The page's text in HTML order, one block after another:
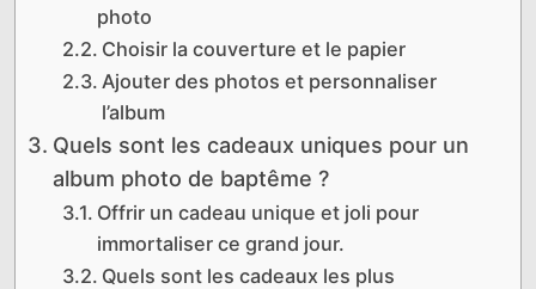
photo
Choisir la couverture et le papier
Ajouter des photos et personnaliser
l’album
Quels sont les cadeaux uniques pour un
album photo de baptême ?
Offrir un cadeau unique et joli pour
immortaliser ce grand jour.
Quels sont les cadeaux les plus